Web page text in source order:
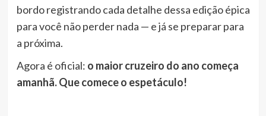
bordo registrando cada detalhe dessa edição épica
para você não perder nada — e já se preparar para
a próxima.
Agora é oficial: o maior cruzeiro do ano começa
amanhã. Que comece o espetáculo!